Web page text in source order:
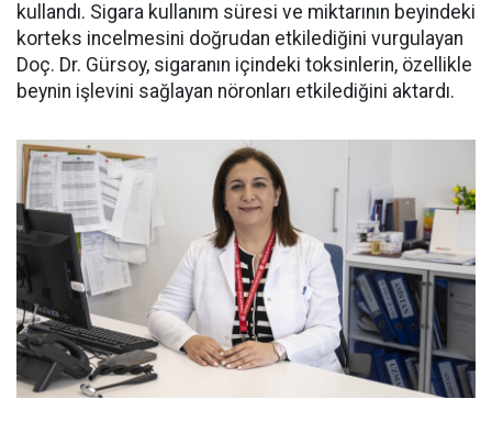
kullandı. Sigara kullanım süresi ve miktarının beyindeki
korteks incelmesini doğrudan etkilediğini vurgulayan
Doç. Dr. Gürsoy, sigaranın içindeki toksinlerin, özellikle
beynin işlevini sağlayan nöronları etkilediğini aktardı.